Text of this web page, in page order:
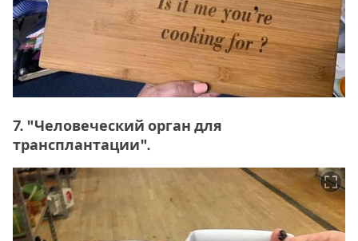
7. "Человеческий орган для
трансплантации".